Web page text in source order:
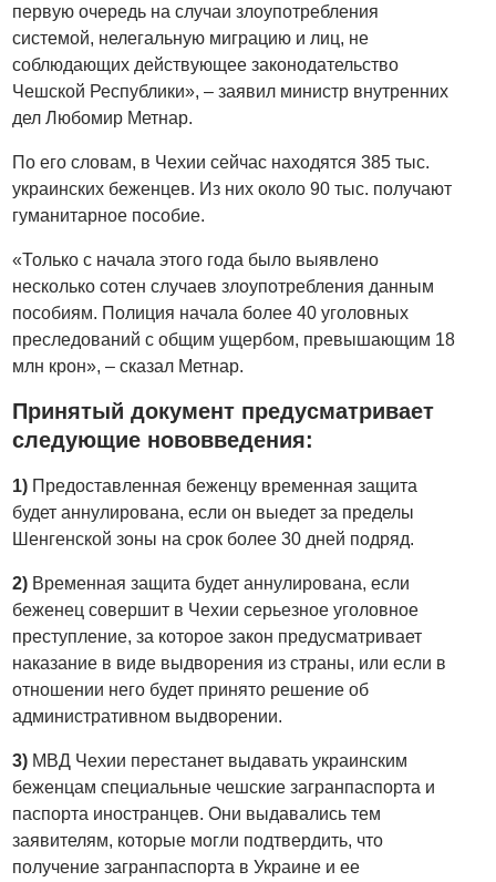
первую очередь на случаи злоупотребления
системой, нелегальную миграцию и лиц, не
соблюдающих действующее законодательство
Чешской Республики», – заявил министр внутренних
дел Любомир Метнар.
По его словам, в Чехии сейчас находятся 385 тыс.
украинских беженцев. Из них около 90 тыс. получают
гуманитарное пособие.
«Только с начала этого года было выявлено
несколько сотен случаев злоупотребления данным
пособиям. Полиция начала более 40 уголовных
преследований с общим ущербом, превышающим 18
млн крон», – сказал Метнар.
Принятый документ предусматривает
следующие нововведения:
1) Предоставленная беженцу временная защита
будет аннулирована, если он выедет за пределы
Шенгенской зоны на срок более 30 дней подряд.
2) Временная защита будет аннулирована, если
беженец совершит в Чехии серьезное уголовное
преступление, за которое закон предусматривает
наказание в виде выдворения из страны, или если в
отношении него будет принято решение об
административном выдворении.
3) МВД Чехии перестанет выдавать украинским
беженцам специальные чешские загранпаспорта и
паспорта иностранцев. Они выдавались тем
заявителям, которые могли подтвердить, что
получение загранпаспорта в Украине и ее